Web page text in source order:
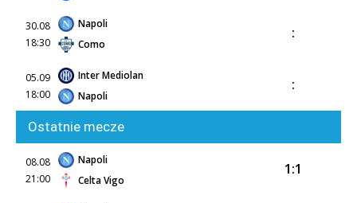
30.08
18:30
Napoli
Como
:
05.09
18:00
Inter Mediolan
Napoli
:
Ostatnie mecze
08.08
21:00
Napoli
Celta Vigo
1:1